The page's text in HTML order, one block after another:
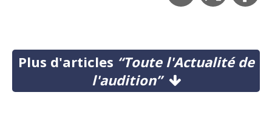
Plus d'articles “Toute l'Actualité de
l'audition”